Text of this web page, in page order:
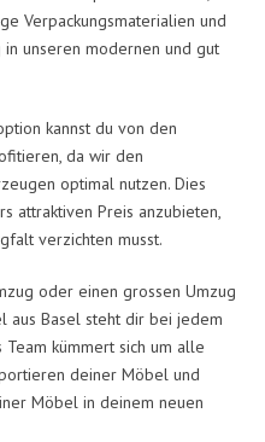
Verpackungsmaterialien und
unseren modernen und gut
kannst du von den
da wir den
optimal nutzen. Dies
attraktiven Preis anzubieten,
verzichten musst.
oder einen grossen Umzug
aus Basel steht dir bei jedem
kümmert sich um alle
deiner Möbel und
Möbel in deinem neuen